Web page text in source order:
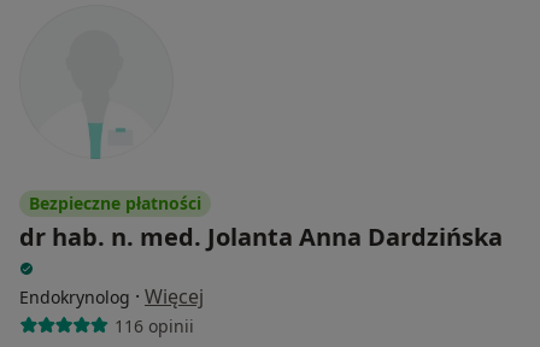
Bezpieczne płatności
dr hab. n. med. Jolanta Anna Dardzińska
Endokrynolog · Więcej
116 opinii